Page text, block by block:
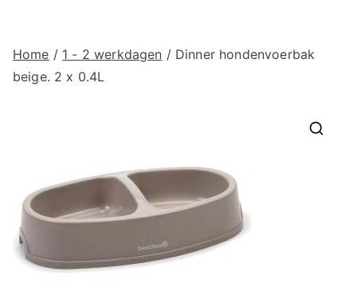
Home / 1 - 2 werkdagen / Dinner hondenvoerbak
beige. 2 x 0.4L